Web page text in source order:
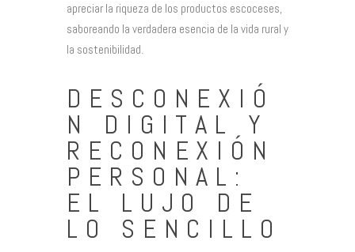
apreciar la riqueza de los productos escoceses,
saboreando la verdadera esencia de la vida rural y
la sostenibilidad.
DESCONEXIÓ
N DIGITAL Y
RECONEXIÓN
PERSONAL:
EL LUJO DE
LO SENCILLO